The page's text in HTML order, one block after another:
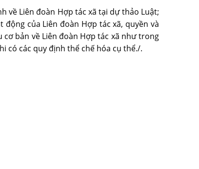
về Liên đoàn Hợp tác xã tại dự thảo Luật;
của Liên đoàn Hợp tác xã, quyền và
bản về Liên đoàn Hợp tác xã như trong
có các quy định thể chế hóa cụ thể./.